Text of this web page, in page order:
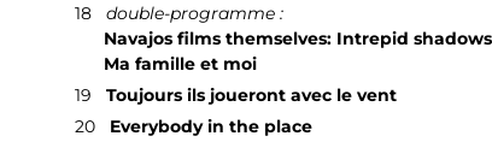
18double-programme :
Navajos films themselves: Intrepid shadows
Ma famille et moi
19Toujours ils joueront avec le vent
20 Everybody in the place